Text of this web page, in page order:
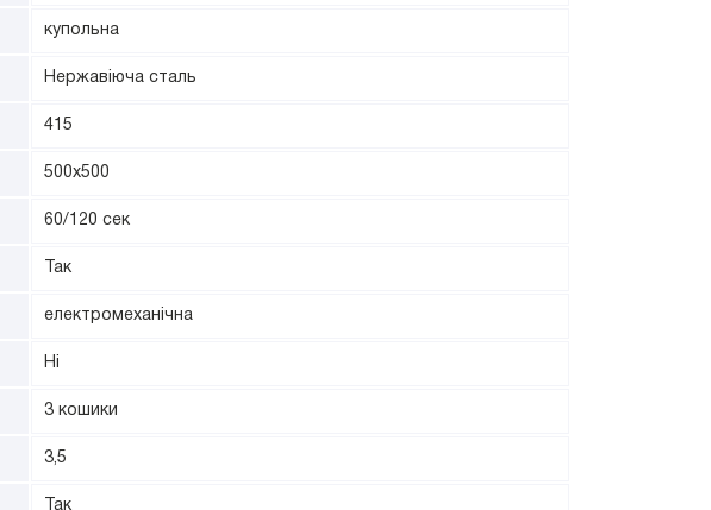
купольна
Нержавіюча сталь
415
500х500
60/120 сек
Так
електромеханічна
Ні
3 кошики
3,5
Так